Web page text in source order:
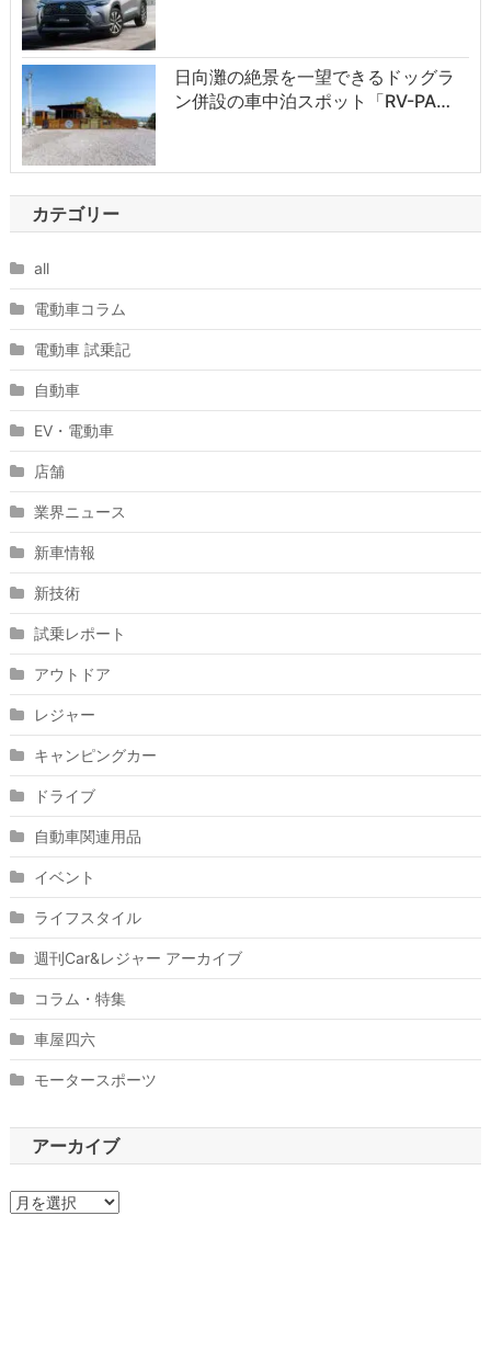
日向灘の絶景を一望できるドッグラ
ン併設の車中泊スポット「RV-PA…
カテゴリー
all
電動車コラム
電動車 試乗記
自動車
EV・電動車
店舗
業界ニュース
新車情報
新技術
試乗レポート
アウトドア
レジャー
キャンピングカー
ドライブ
自動車関連用品
イベント
ライフスタイル
週刊Car&レジャー アーカイブ
コラム・特集
車屋四六
モータースポーツ
アーカイブ
ア